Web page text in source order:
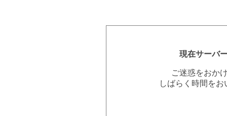
現在サーバ
ご迷惑をおか
しばらく時間を